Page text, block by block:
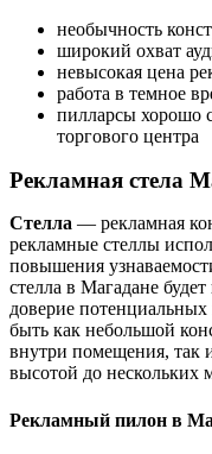
необычность
широкий охват
невысокая цена
работа в темное
пилларсы хорошо
торгового центра
Рекламная стела
Стелла — рекламная
рекламные стеллы
повышения
стелла в Магадане
доверие потенциальных
быть как небольшой
внутри помещения, так
высотой до нескольких
Рекламный пилон в